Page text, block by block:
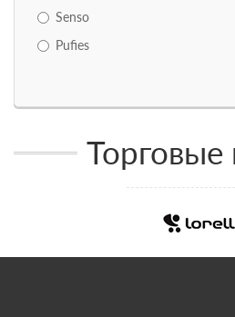
Senso
Pufies
Торговые